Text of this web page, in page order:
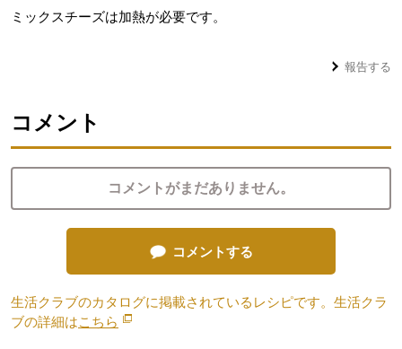
ミックスチーズは加熱が必要です。
報告する
コメント
コメントがまだありません。
コメントする
生活クラブのカタログに掲載されているレシピです。生活クラ
ブの詳細はこちら 別のウィンドウで開きます。